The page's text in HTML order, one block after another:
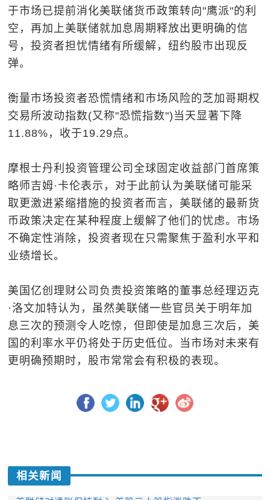
于市场已提前消化美联储货币政策转向"鹰派"的利
空，再加上美联储就加息周期释放出更明确的信
号，投资者担忧情绪有所缓解，纽约股市出现反
弹。
衡量市场投资者恐慌情绪和市场风险的芝加哥期权
交易所波动指数(又称"恐慌指数")当天显著下降
11.88%，收于19.29点。
摩根士丹利投资管理公司全球固定收益部门首席策
略师吉姆·卡伦表示，对于此前认为美联储可能采
取更激进紧缩措施的投资者而言，美联储的最新货
币政策决定在某种程度上缓解了他们的忧虑。市场
不确定性消除，投资者现在只需聚焦于盈利水平和
业绩增长。
美国亿创理财公司负责投资策略的董事总经理迈克
·洛文加特认为，虽然美联储一些官员关于明年加
息三次的预测令人吃惊，但即使是加息三次后，美
国的利率水平仍将处于历史低位。当市场对未来有
更明确预期时，股市常常会有积极的表现。
相关新闻